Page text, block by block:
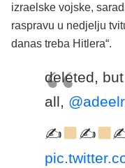
izraelske vojske,
raspravu u nedjelju
danas treba Hitlera“.
deleted,
all,
✍
✍